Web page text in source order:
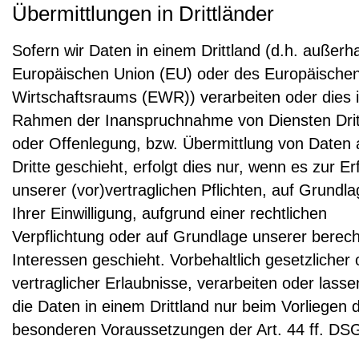
Übermittlungen in Drittländer
Sofern wir Daten in einem Drittland (d.h.
Europäischen Union (EU) oder des
Wirtschaftsraums (EWR)) verarbeiten oder dies
Rahmen der Inanspruchnahme von Diensten
oder Offenlegung, bzw. Übermittlung von Daten
Dritte geschieht, erfolgt dies nur, wenn es zur
unserer (vor)vertraglichen Pflichten, auf
Ihrer Einwilligung, aufgrund einer rechtlichen
Verpflichtung oder auf Grundlage unserer
Interessen geschieht. Vorbehaltlich gesetzlicher
vertraglicher Erlaubnisse, verarbeiten oder
die Daten in einem Drittland nur beim Vorliegen
besonderen Voraussetzungen der Art. 44 ff.